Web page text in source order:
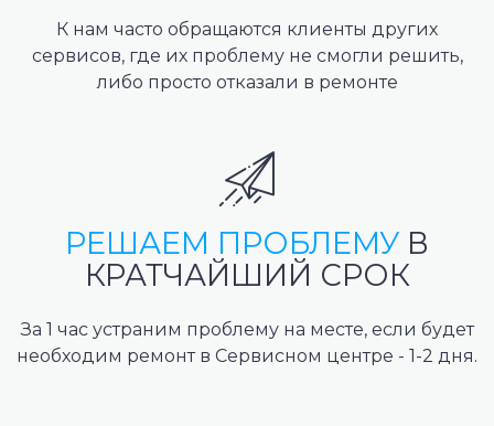
К нам часто обращаются клиенты других
сервисов, где их проблему не смогли решить,
либо просто отказали в ремонте
РЕШАЕМ ПРОБЛЕМУ В
КРАТЧАЙШИЙ СРОК
За 1 час устраним проблему на месте, если будет
необходим ремонт в Сервисном центре - 1-2 дня.